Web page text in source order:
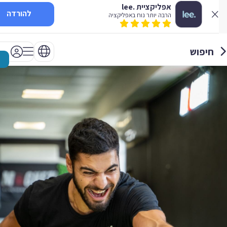
אפליקציית .lee
הרבה יותר נוח באפליקציה להורדה
חיפוש